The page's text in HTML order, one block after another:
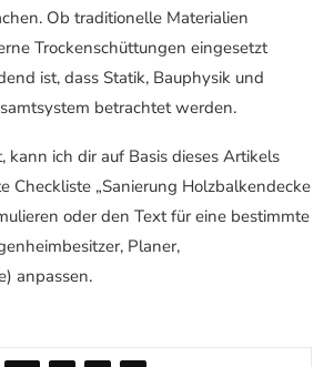
Ob traditionelle Materialien
Trockenschüttungen eingesetzt
ist, dass Statik, Bauphysik und
betrachtet werden.
kann ich dir auf Basis dieses Artikels
Checkliste „Sanierung Holzbalkendecke
oder den Text für eine bestimmte
Planer,
anpassen.